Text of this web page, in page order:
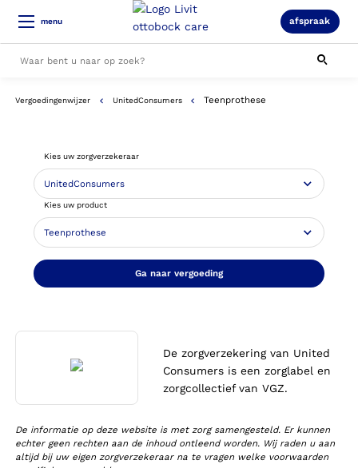
menu afspraak
Alle resultaten
Vergoedingenwijzer UnitedConsumers Teenprothese
Kies uw zorgverzekeraar
Kies uw product
Ga naar vergoeding
De zorgverzekering van United
Consumers is een zorglabel en
zorgcollectief van VGZ.
De informatie op deze website is met zorg samengesteld. Er kunnen
echter geen rechten aan de inhoud ontleend worden. Wij raden u aan
altijd bij uw eigen zorgverzekeraar na te vragen welke voorwaarden